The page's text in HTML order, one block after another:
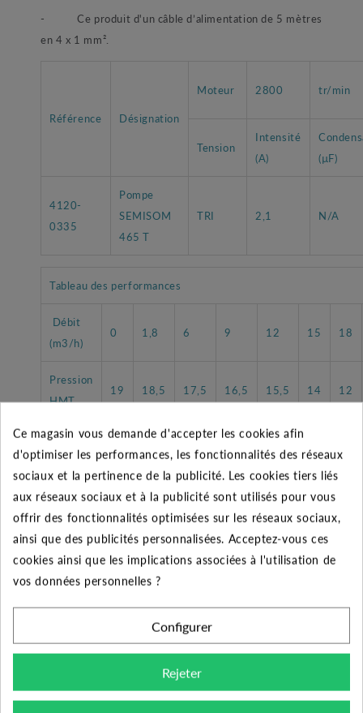
- Ce produit d'un câble d’alimentation de 5 mètres
en 4 x 1 mm².
Référence Désignation
Moteur 2800 tr/min
Tension
Intensité
(A)
(µF)
4120-
0335
Pompe
SEMISOM
465 T
TRI 2,1 N/A
Tableau des performances
Débit
(m3/h)
0 1,8 6 9 12 15 18
Pression
HMT
19 18,5 17,5 16,5 15,5 14 12
CARACTÉRISTIQUES GÉNÉRALES
Désignation Pompe SEMISOM 465 TRI
Accessoires 5 m de câble
Domestique et
Professionnel
Puisards, bassins,
Ce magasin vous demande d'accepter les cookies afin
d'optimiser les performances, les fonctionnalités des réseaux
sociaux et la pertinence de la publicité. Les cookies tiers liés
aux réseaux sociaux et à la publicité sont utilisés pour vous
offrir des fonctionnalités optimisées sur les réseaux sociaux,
ainsi que des publicités personnalisées. Acceptez-vous ces
cookies ainsi que les implications associées à l'utilisation de
vos données personnelles ?
Configurer
Rejeter